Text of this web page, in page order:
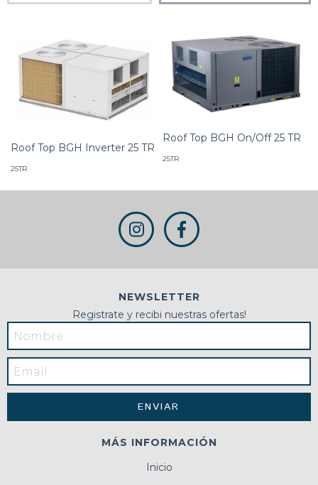
Roof Top BGH Inverter 25 TR
25TR
Roof Top BGH On/Off 25 TR
25TR
NEWSLETTER
Registrate y recibi nuestras ofertas!
MÁS INFORMACIÓN
Inicio